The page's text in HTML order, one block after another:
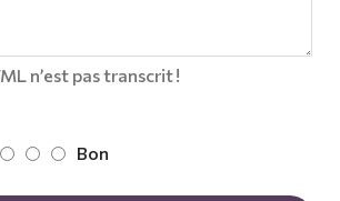
n’est pas transcrit !
Bon